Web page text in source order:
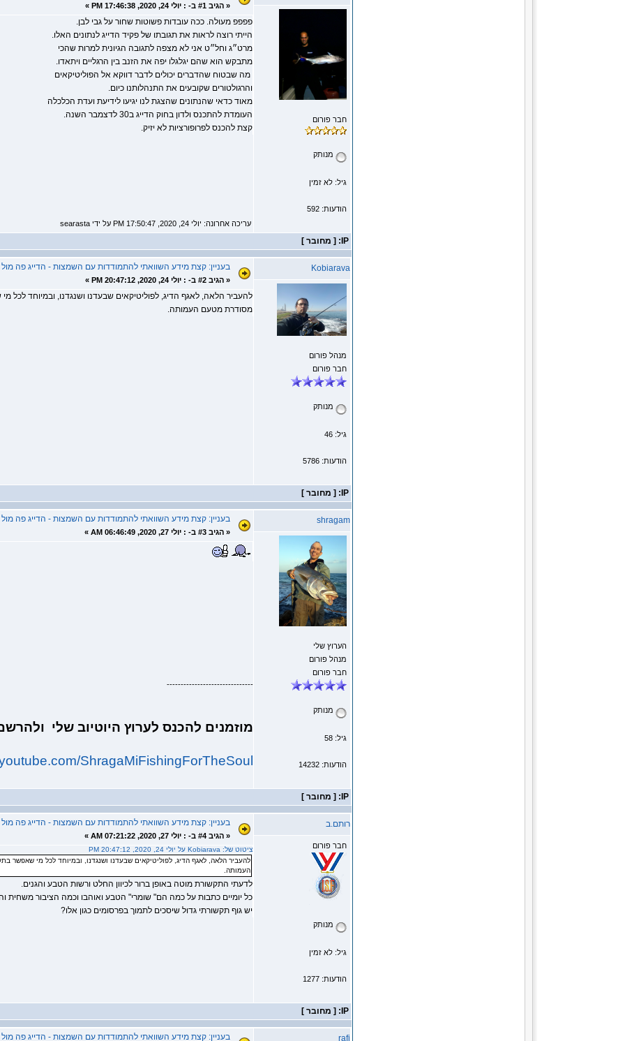
חבר פורום
מנותק
גיל: לא זמין
הודעות: 592
« הגיב #1 ב- : יולי 24, 2020, 17:46:38 PM »
פפפפ מעולה. ככה עובדות פשוטות שחור על גבי לבן.
הייתי רוצה לראות את תגובתו של פקיד הדייג לנתונים האלו.
מרט״ג וחל״ט אני לא מצפה לתגובה הגיונית למרות שהכי
מתבקש הוא שהם יגלגלו יפה את הזנב בין הרגליים ויתאדו.
מה שבטוח שהדברים יכולים לדבר דווקא אל הפוליטיקאים
והרגולטורים שקובעים את התנהלותנו כיום.
מאוד כדאי שהנתונים שהצגת לנו יגיעו לידיעת ועדת הכלכלה
העומדת להתכנס ולדון בחוק הדייג ב30 לדצמבר השנה.
קצת להכנס לפרופורציות לא יזיק.
עריכה אחרונה: יולי 24, 2020, 17:50:47 PM על ידי searasta
Kobiarava
מנהל פורום
חבר פורום
מנותק
גיל: 46
הודעות: 5786
בעניין: קצת מידע השוואתי להתמודדות עם השמצות - הדייג פה
« הגיב #2 ב- : יולי 24, 2020, 20:47:12 PM »
להעביר הלאה, לאגף הדיג, לפוליטיקאים שבעדנו ושנגדנו, ובמיוחד
מסודרת מטעם העמותה.
shragam
הערוץ שלי
מנהל פורום
חבר פורום
מנותק
גיל: 58
הודעות: 14232
בעניין: קצת מידע השוואתי להתמודדות עם השמצות - הדייג פה
« הגיב #3 ב- : יולי 27, 2020, 06:46:49 AM »
-------------------------------
מוזמנים להכנס לערוץ היוטיוב שלי
ShragaMiFishingForTheSoul
רותם.ב
חבר פורום
מנותק
גיל: לא זמין
הודעות: 1277
בעניין: קצת מידע השוואתי להתמודדות עם השמצות - הדייג פה
« הגיב #4 ב- : יולי 27, 2020, 07:21:22 AM »
ציטוט של: Kobiarava על יולי 24, 2020, 20:47:12 PM
להעביר הלאה, לאגף הדיג, לפוליטיקאים שבעדנו ושנגדנו, ובמיוחד לכל מי
העמותה.
לדעתי התקשורת מוטה באופן ברור לכיוון החלט ורשות הטבע והגנים.
כל יומיים כתבות על כמה הם" שומרי" הטבע ואוהבו וכמה הציבור משחית
יש גוף תקשורתי גדול שיסכים לתמוך בפרסומים כגון אלו?
rafi בעניין: קצת מידע השוואתי להתמודדות עם השמצות - הדייג פה